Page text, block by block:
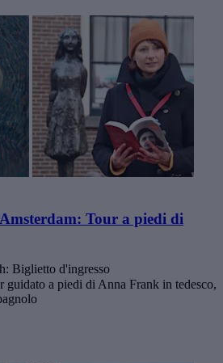
Tour a piedi di
Biglietto d'ingresso
guidato a piedi di Anna Frank in tedesco,